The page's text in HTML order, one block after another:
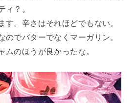
ィ？。
す。辛さはそれほどでもない。
のでバターでなくマーガリン。
ムのほうが良かったな。